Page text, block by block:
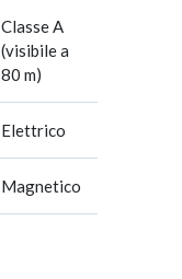
Classe A
(visibile a
80 m)
Elettrico
Magnetico